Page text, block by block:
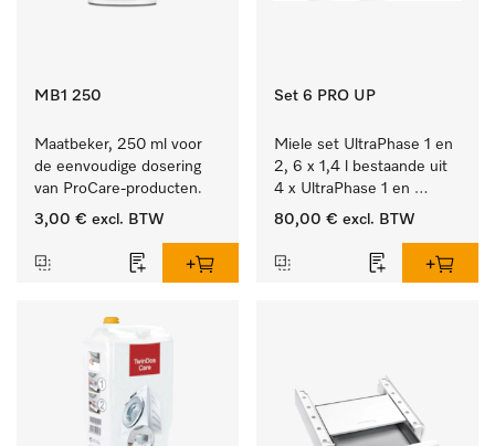
MB1 250
Maatbeker, 250 ml voor
de eenvoudige dosering
van ProCare-producten.
3,00 € excl. BTW
Set 6 PRO UP
Miele set UltraPhase 1 en
2, 6 x 1,4 l bestaande uit
4 x UltraPhase 1 en
2 x UltraPhase 2.
80,00 € excl. BTW